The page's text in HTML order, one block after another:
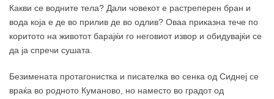
Какви се водните тела? Дали човекот е растреперен бран и
вода која е де во прилив де во одлив? Оваа приказна тече по
коритото на животот барајќи го неговиот извор и обидувајќи се
да ја спречи сушата.
Безимената протагонистка и писателка во сенка од Сиднеј се
враќа во родното Куманово, но наместо во градот од